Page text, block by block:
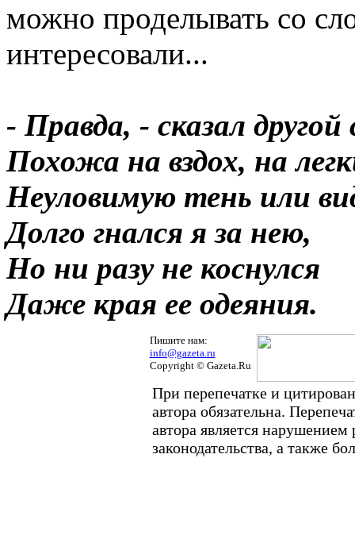
можно проделывать со
интересовали...
- Правда, - сказал
Похожа на вздох, на
Неуловимую тень или
Долго гнался я за нею,
Но ни разу не коснулся
Даже края ее одеяния.
Пишите нам:
info@gazeta.ru
Copyright © Gazeta.Ru
При перепечатке и
автора обязательна.
автора является
законодательства, а также